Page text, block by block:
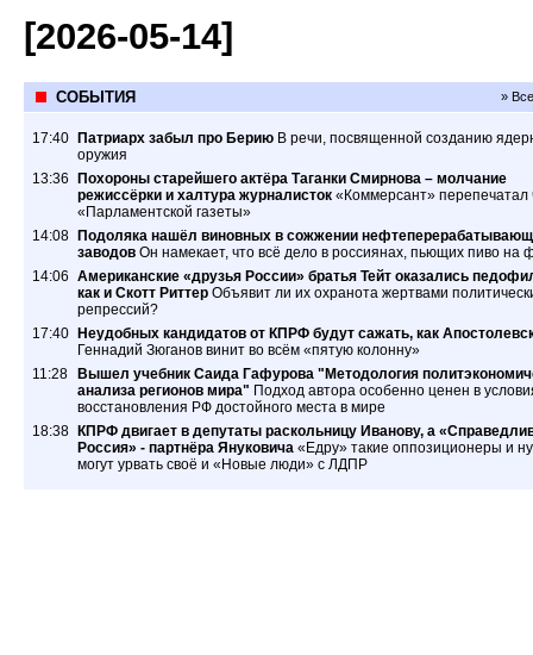
[2026-05-14]
СОБЫТИЯ »
17:40 Патриарх забыл про Берию В речи, посвященной созданию
оружия
13:36 Похороны старейшего актёра Таганки Смирнова – молчание
режиссёрки и халтура журналисток «Коммерсант» перепечатал
«Парламентской газеты»
14:08 Подоляка нашёл виновных в сожжении
заводов Он намекает, что всё дело в россиянах, пьющих пиво на
14:06 Американские «друзья России» братья Тейт оказались
как и Скотт Риттер Объявит ли их охранота жертвами
репрессий?
17:40 Неудобных кандидатов от КПРФ будут сажать, как
Геннадий Зюганов винит во всём «пятую колонну»
11:28 Вышел учебник Саида Гафурова "Методология
анализа регионов мира" Подход автора особенно ценен в
восстановления РФ достойного места в мире
18:38 КПРФ двигает в депутаты раскольницу Иванову, а
Россия» - партнёра Януковича «Едру» такие оппозиционеры и
могут урвать своё и «Новые люди» с ЛДПР